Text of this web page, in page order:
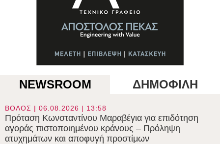
NEWSROOM ΔΗΜΟΦΙΛΗ
ΒΟΛΟΣ | 06.08.2026 | 13:58
Πρόταση Κωνσταντίνου Μαραβέγια για επιδότηση
αγοράς πιστοποιημένου κράνους – Πρόληψη
ατυχημάτων και αποφυγή προστίμων